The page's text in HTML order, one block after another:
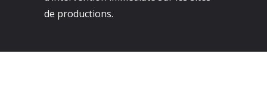
de productions.